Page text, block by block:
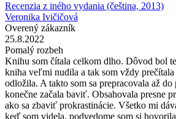
Recenzia z iného vydania (čeština, 2013)
Veronika Ivičičová
Overený zákazník
25.8.2022
Pomalý rozbeh
Knihu som čítala celkom dlho. Dôvod bol
kniha veľmi nudila a tak som vždy prečítala
odložila. A takto som sa prepracovala až
konečne začala baviť. Obsahovala presne
ako sa zbaviť prokrastinácie. Všetko mi
keď som videla, podvedome som si